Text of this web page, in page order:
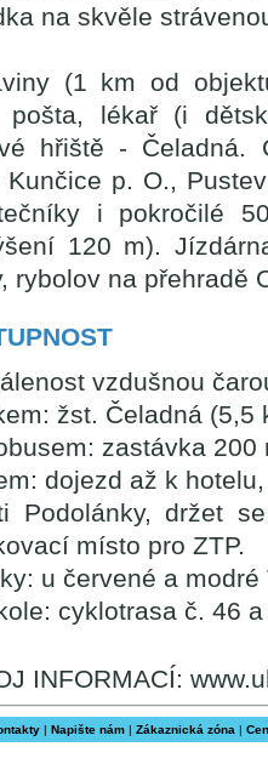
na skvěle
(1 km od
pošta, lékař (i
hřiště - Čeladná.
Kunčice p. O.,
i pokročilé
120 m).
rybolov na přehradě
vzdušnou
žst. Čeladná (5,5
zastávka 200
dojezd až k
Podolánky, držet
místo pro ZTP.
u červené a modré
cyklotrasa č. 46
INFORMACÍ:
| Napište nám| Zákaznická zóna|